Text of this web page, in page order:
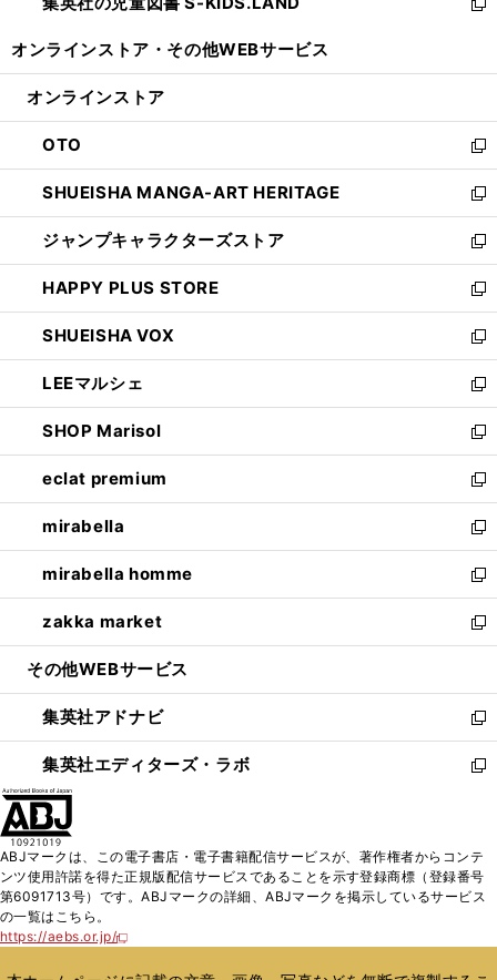
ド
開
い
ン
ウ
で
開
く
新
ウ
ン
ド
ウ
で
開
く
オンラインストア・ その他WEBサービス
オンラインストア
OTO
新
し
い
ウ
ィ
ン
ド
ウ
で
開
く
SHUEISHA MANGA-ART HERITAGE
新
し
い
ウ
ィ
ン
ド
ウ
で
開
く
ジャンプキャラクターズストア
新
し
い
ウ
ィ
ン
ド
ウ
で
開
く
HAPPY PLUS STORE
新
し
い
ウ
ィ
ン
ド
ウ
で
開
く
SHUEISHA VOX
新
し
い
ウ
ィ
ン
ド
ウ
で
開
く
LEEマルシェ
新
し
い
ウ
ィ
ン
ド
ウ
で
開
く
SHOP Marisol
新
し
い
ウ
ィ
ン
ド
ウ
で
開
eclat premium
新
し
い
ウ
ィ
ン
ド
ウ
開
く
mirabella
新
し
い
ウ
ィ
ン
ウ
で
開
く
mirabella homme
新
し
い
ウ
ン
ド
ウ
で
zakka market
新
し
ウ
ィ
ン
ド
く
その他WEBサービス
集英社アドナビ
新
し
い
ド
ウ
で
集英社エディターズ・ラボ
新
ィ
ン
ABJマークは、この電子書店・電子書籍配信サービスが、著作権者からコンテ
ンツ使用許諾を得た正規版配信サービスであることを示す登録商標（登録番号
第6091713号）です。ABJマークの詳細、ABJマークを掲示しているサービス
の一覧はこちら。
https://aebs.or.jp/
新
い